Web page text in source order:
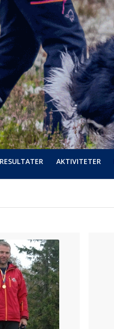
RESULTATER AKTIVITETER